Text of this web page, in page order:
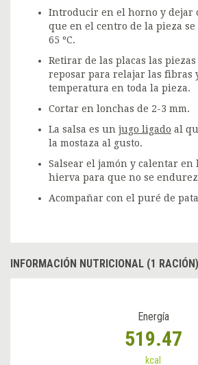
Introducir en el horno y dejar
que en el centro de la pieza se
65 ºC.
Retirar de las placas las
reposar para relajar las fibras
temperatura en toda la pieza.
Cortar en lonchas de 2-3 mm.
La salsa es un jugo ligado al
la mostaza al gusto.
Salsear el jamón y calentar
hierva para que no se
Acompañar con el puré de
INFORMACIÓN NUTRICIONAL (1 RACIÓN)
Energía
519.47
kcal